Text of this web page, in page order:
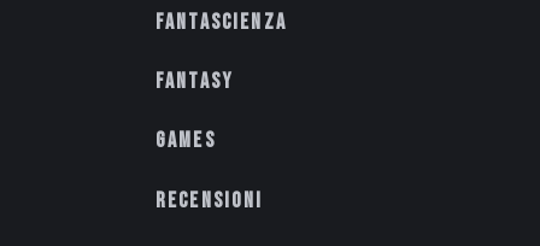
Fantascienza
Fantasy
Games
Recensioni